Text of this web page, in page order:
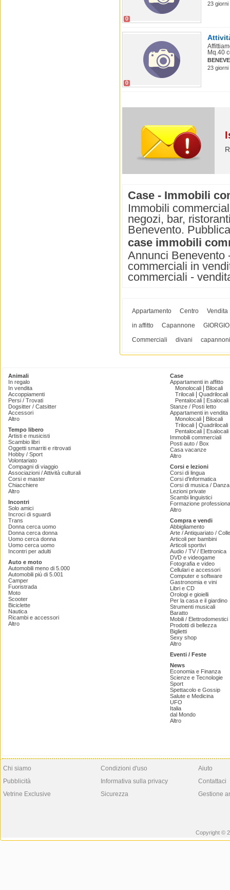
0
23 giorni
0
Mq.40
23 giorni
Case - Immobili
Immobili
negozi, bar,
Benevento.
case immobili
Annunci Benevento
commerciali in
commerciali -
Appartamento Centro
Vendita
in affitto
Capannone
GIORGIO
Commerciali
divani capannoni
Animali
In regalo
In vendita
Accoppiamenti
Persi / Trovati
Dogsitter / Catsitter
Accessori
Altro
Tempo libero
Artisti e musicisti
Scambio libri
Oggetti smarriti e ritrovati
Hobby / Sport
Volontariato
Compagni di viaggio
Associazioni / Attività culturali
Corsi e master
Chiacchiere
Altro
Incontri
Solo amici
Incroci di sguardi
Trans
Donna cerca uomo
Donna cerca donna
Uomo cerca donna
Uomo cerca uomo
Incontri per adulti
Auto e moto
Automobili meno di 5.000
Automobili più di 5.001
Camper
Fuoristrada
Moto
Scooter
Biciclette
Nautica
Ricambi e accessori
Altro
Case
Appartamenti in affitto
Monolocali
Bilocali
Trilocali
Quadrilocali
Pentalocali
Esalocali
Stanze / Posti letto
Appartamenti in vendita
Monolocali
Bilocali
Trilocali
Quadrilocali
Pentalocali
Esalocali
Immobili commerciali
Posti auto / Box
Casa vacanze
Altro
Corsi e lezioni
Corsi di lingua
Corsi d'informatica
Corsi di musica /
Lezioni private
Scambi linguistici
Formazione
Altro
Compra e vendi
Abbigliamento
Arte / Antiquariato /
Articoli per bambini
Articoli sportivi
Audio / TV / Elettronica
DVD e videogame
Fotografia e video
Cellulari e accessori
Computer e software
Gastronomia e vini
Libri e CD
Orologi e gioielli
Per la casa e il giardino
Strumenti musicali
Baratto
Mobili / Elettrodomestici
Prodotti di bellezza
Biglietti
Sexy shop
Altro
Eventi / Feste
News
Economia e Finanza
Scienze e Tecnologie
Sport
Spettacolo e Gossip
Salute e Medicina
UFO
Italia
dal Mondo
Altro
Chi siamo
Pubblicità
Vetrine Exclusive
Condizioni d'uso
Informativa sulla privacy
Sicurezza
Aiuto
Contattaci
Gestione
Copyright ©